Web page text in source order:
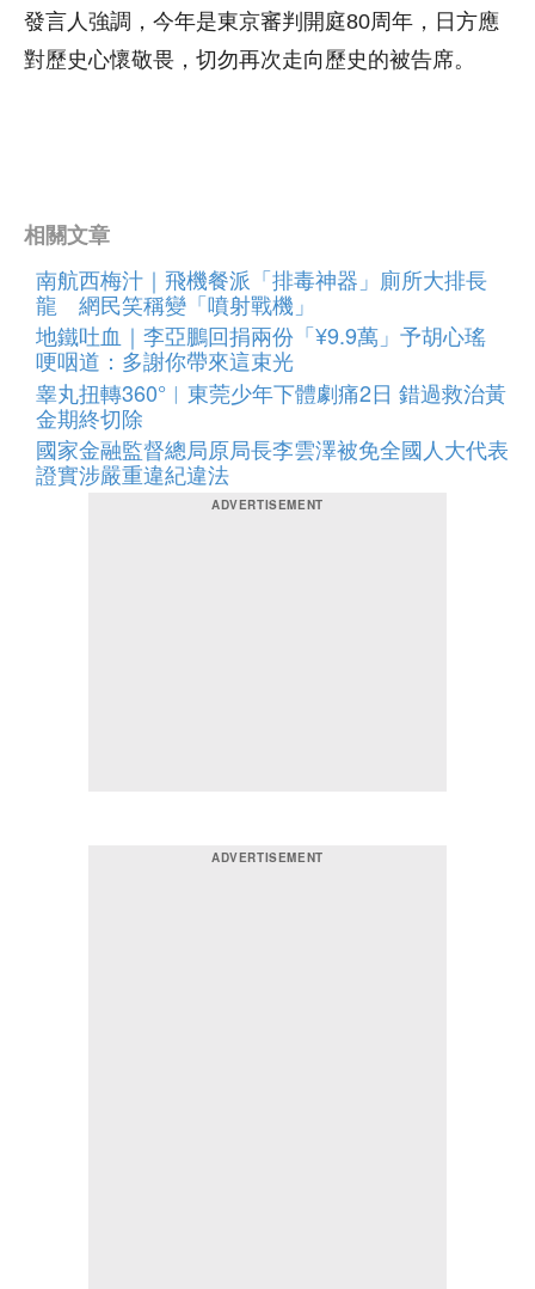
發言人強調，今年是東京審判開庭80周年，日方應
對歷史心懷敬畏，切勿再次走向歷史的被告席。
相關文章
南航西梅汁｜飛機餐派「排毒神器」廁所大排長
龍 網民笑稱變「噴射戰機」
地鐵吐血｜李亞鵬回捐兩份「¥9.9萬」予胡心瑤
哽咽道：多謝你帶來這束光
睾丸扭轉360°︱東莞少年下體劇痛2日 錯過救治黃
金期終切除
國家金融監督總局原局長李雲澤被免全國人大代表
證實涉嚴重違紀違法